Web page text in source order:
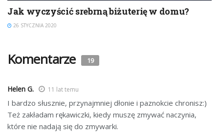
Jak wyczyścić srebrną biżuterię w domu?
26 STYCZNIA 2020
Komentarze 19
Helen G. 11 lat temu
I bardzo słusznie, przynajmniej dłonie i paznokcie chronisz:)
Też zakładam rękawiczki, kiedy muszę zmywać naczynia,
które nie nadają się do zmywarki.